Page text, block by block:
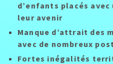
d’enfants placés
leur avenir
Manque d’attrait des
avec de nombreux
Fortes inégalités